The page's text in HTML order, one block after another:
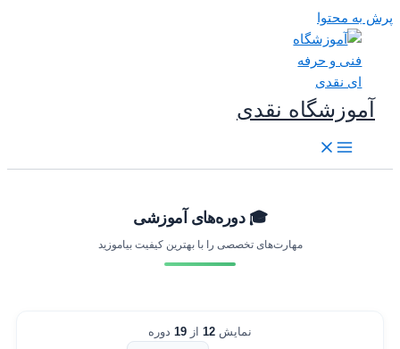
به محتوا
آموزشگاه نقدی
🎓 دوره‌های آموزشی
مهارت‌های تخصصی را با بهترین کیفیت بیاموزید
نمایش12 از 19 دوره